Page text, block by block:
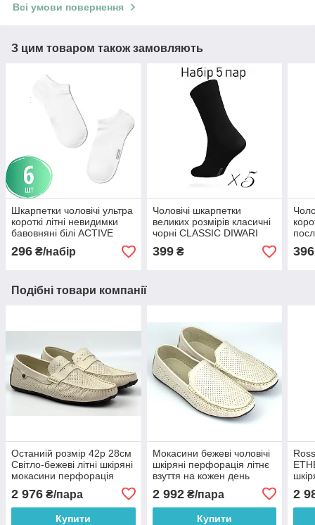
Всі умови повернення
З цим товаром також замовляють
Шкарпетки чоловічі ультра
короткі літні невидимки
бавовняні білі ACTIVE
DIWARI набір 6 пар 15С-
Білоруські 74СП
296 ₴/набір
Чоловічі шкарпетки
великих розмірів класичні
чорні CLASSIC DIWARI
399₴ 396
Подібні товари компанії
Останиій розмір 42р 28см
Світло-бежеві літні шкіряні
мокасини перфорація
чоловіче взуття ETHEREAL
Classic Bleached Beige
Perf
2 976 ₴/пара
Купити
Мокасини бежеві чоловічі
шкіряні перфорація літнє
взуття на кожен день
Rosso Avangard M4 Beige
FlotaPerf
2 992₴/пара
Купити
2